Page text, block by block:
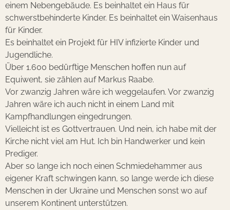
einem Nebengebäude. Es beinhaltet ein Haus für
schwerstbehinderte Kinder. Es beinhaltet ein Waisenhaus
für Kinder.
Es beinhaltet ein Projekt für HIV infizierte Kinder und
Jugendliche.
Über 1.600 bedürftige Menschen hoffen nun auf
Equiwent, sie zählen auf Markus Raabe.
Vor zwanzig Jahren wäre ich weggelaufen. Vor zwanzig
Jahren wäre ich auch nicht in einem Land mit
Kampfhandlungen eingedrungen.
Vielleicht ist es Gottvertrauen. Und nein, ich habe mit der
Kirche nicht viel am Hut. Ich bin Handwerker und kein
Prediger.
Aber so lange ich noch einen Schmiedehammer aus
eigener Kraft schwingen kann, so lange werde ich diese
Menschen in der Ukraine und Menschen sonst wo auf
unserem Kontinent unterstützen.